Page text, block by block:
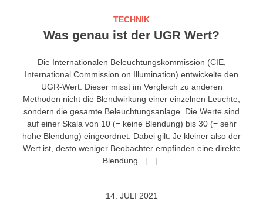
TECHNIK
Was genau ist der UGR Wert?
Die Internationalen Beleuchtungskommission (CIE,
International Commission on Illumination) entwickelte den
UGR-Wert. Dieser misst im Vergleich zu anderen
Methoden nicht die Blendwirkung einer einzelnen Leuchte,
sondern die gesamte Beleuchtungsanlage. Die Werte sind
auf einer Skala von 10 (= keine Blendung) bis 30 (= sehr
hohe Blendung) eingeordnet. Dabei gilt: Je kleiner also der
Wert ist, desto weniger Beobachter empfinden eine direkte
Blendung. […]
14. JULI 2021